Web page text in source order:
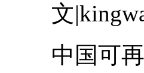
文
中国可再